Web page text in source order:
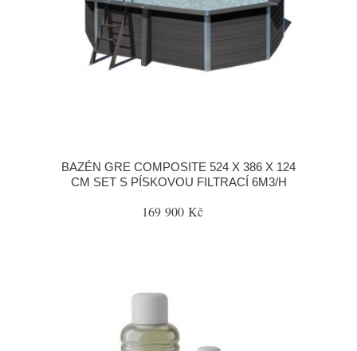
BAZÉN GRE COMPOSITE 524 X 386 X 124
CM SET S PÍSKOVOU FILTRACÍ 6M3/H
169 900 Kč